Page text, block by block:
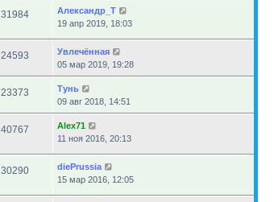
31984
Александр_Т
19 апр 2019, 18:03
24593
Увлечённая
05 мар 2019, 19:28
23373
Тунь
09 авг 2018, 14:51
40767
Alex71
11 ноя 2016, 20:13
30290
diePrussia
15 мар 2016, 12:05